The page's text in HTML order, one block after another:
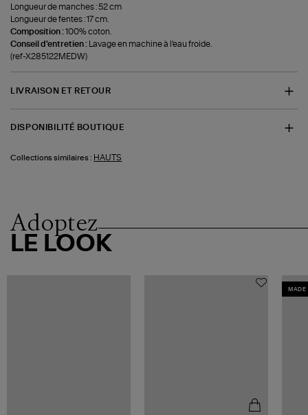
Longueur de manches : 52 cm
Longueur de fentes : 17 cm.
Composition :100% coton.
Conseil d'entretien :
Lavage en machine à l'eau froide.
(ref-X285122MEDW)
LIVRAISON ET RETOUR
DISPONIBILITÉ BOUTIQUE
Collections similaires : HAUTS
Adoptez
LE LOOK
MADE